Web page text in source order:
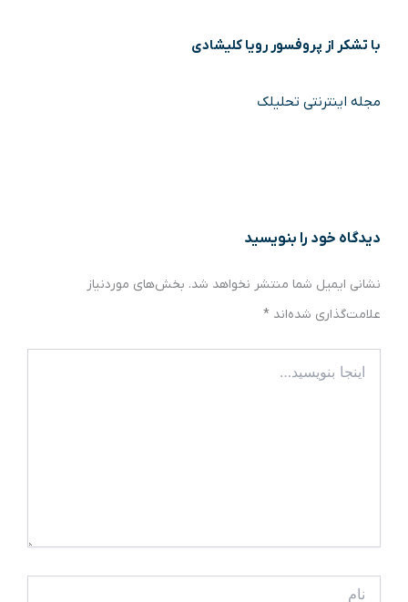
با تشکر از پروفسور رویا کلیشادی
مجله اینترنتی تحلیلک
دیدگاه‌ خود را بنویسید
نشانی ایمیل شما منتشر نخواهد شد. بخش‌های موردنیاز
علامت‌گذاری شده‌اند *
بنویسید…